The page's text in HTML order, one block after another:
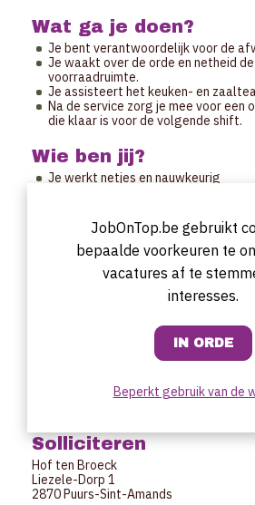
Wat ga je doen?
Je bent verantwoordelijk voor de
Je waakt over de orde en netheid
voorraadruimte.
Je assisteert het keuken- en
Na de service zorg je mee voor een
die klaar is voor de volgende shift.
Wie ben jij?
Je werkt netjes en nauwkeurig
Je bent flexibel en helpt graag waar
Uurrooster
Enkel tijdens de avondservice van
Werken in een nieuw en ambitieus
een jonge en gepassioneerde chef.
5 dagen werkweek – sluitingsdagen:
Een marktconform salaris en goede
Solliciteren
Hof ten Broeck
Liezele-Dorp 1
2870 Puurs-Sint-Amands
JobOnTop.be gebruikt
bepaalde voorkeuren te
vacatures af te
interesses.
Beperkt gebruik van de